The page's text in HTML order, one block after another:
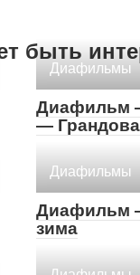
быть
Диафильмы
Диафильм
—
Диафильмы
Диафильм
зима